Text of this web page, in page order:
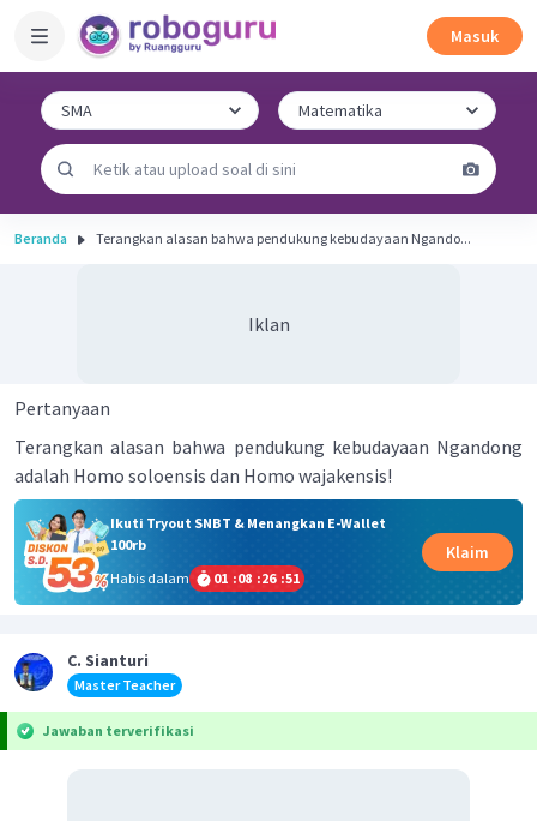
Masuk
Beranda Terangkan alasan bahwa pendukung kebudayaan Ngando...
Iklan
Pertanyaan
Terangkan alasan bahwa pendukung kebudayaan Ngandong
adalah Homo soloensis dan Homo wajakensis!
Ikuti Tryout SNBT & Menangkan E-Wallet
100rb
Habis dalam
01 :08 :26 :51
Klaim
C. Sianturi
Master Teacher
Jawaban terverifikasi